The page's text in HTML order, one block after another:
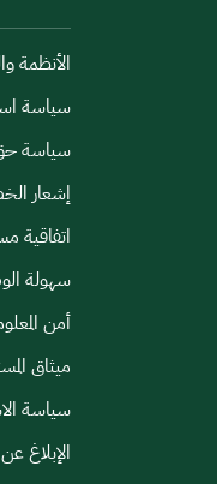
الأنظمة
سياسة
سياسة
إشعار
اتفاقية
سهولة
أمن
ميثاق
سياسة
الإبلاغ